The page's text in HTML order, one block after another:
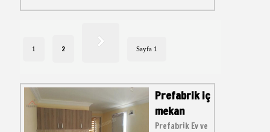
1 2 Sayfa 1
Prefabrik iç
mekan
Prefabrik Ev ve